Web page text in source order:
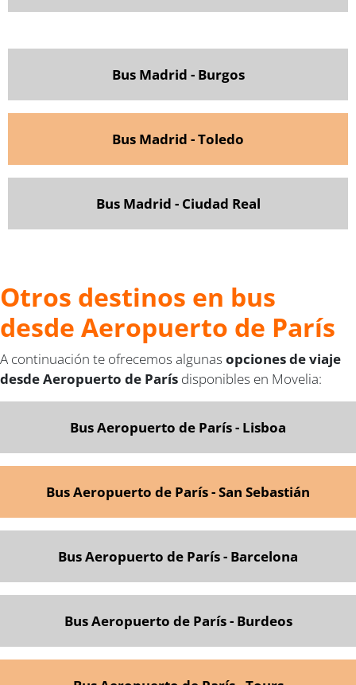
Bus Madrid - Burgos
Bus Madrid - Toledo
Bus Madrid - Ciudad Real
Otros destinos en bus
desde Aeropuerto de París
A continuación te ofrecemos algunas opciones de viaje
desde Aeropuerto de París disponibles en Movelia:
Bus Aeropuerto de París - Lisboa
Bus Aeropuerto de París - San Sebastián
Bus Aeropuerto de París - Barcelona
Bus Aeropuerto de París - Burdeos